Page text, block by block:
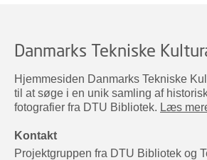
Danmarks Tekniske
Hjemmesiden Danmarks Tekniske
til at søge i en unik samling af
fotografier fra DTU Bibliotek. Læs
Kontakt
Projektgruppen fra DTU Bibliotek og